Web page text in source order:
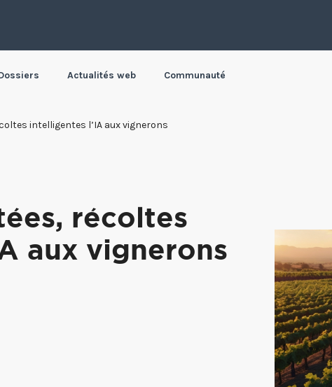
Actualités web Communauté
intelligentes l’IA aux vignerons
récoltes
aux vignerons